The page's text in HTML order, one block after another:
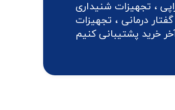
، تجهیزات شنیداری
درمانی ، تجهیزات
خرید پشتیبانی کنیم